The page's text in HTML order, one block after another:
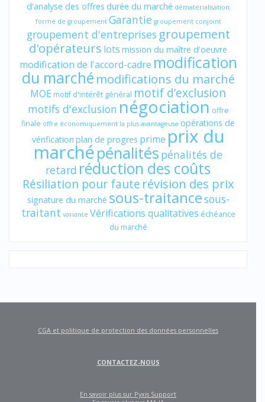
d'analyse des offres durée du marché dématérialisation
forme de groupement Garantie groupement conjoint
groupement d'entreprises groupement
d'opérateurs lots mission du maître d'oeuvre
modification de l'accord-cadre modification
du marché modifications du marché
MOE motif d'intérêt général motif d’exclusion
motifs d'exclusion négociation offre
finale offre économiquement la plus avantageuse opérations de
vérification plan de progres prime prix du
marchépénalités pénalités de
retard réduction des coûts
Résiliation pour faute révision des prix
signature du marché sous-traitancesous-
traitant variante Vérifications qualitatives échéance
du marché
CGA et politique de protection des données personnelles
CONTACTEZ-NOUS
En savoir plus sur Pyxis Support